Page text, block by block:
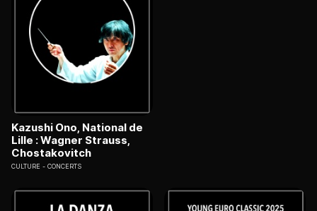
Kazushi Ono, National de
Lille : Wagner Strauss,
Chostakovitch
CULTURE CONCERTS